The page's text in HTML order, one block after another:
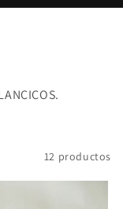
12 productos